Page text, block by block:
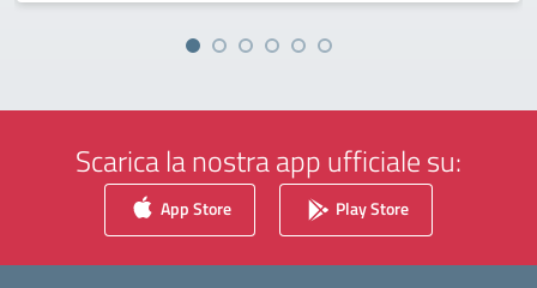
Scarica la nostra app ufficiale su:
App Store Play Store